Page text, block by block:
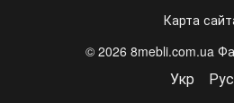
Карта
© 2026 8mebli.com.ua
Укр Рус